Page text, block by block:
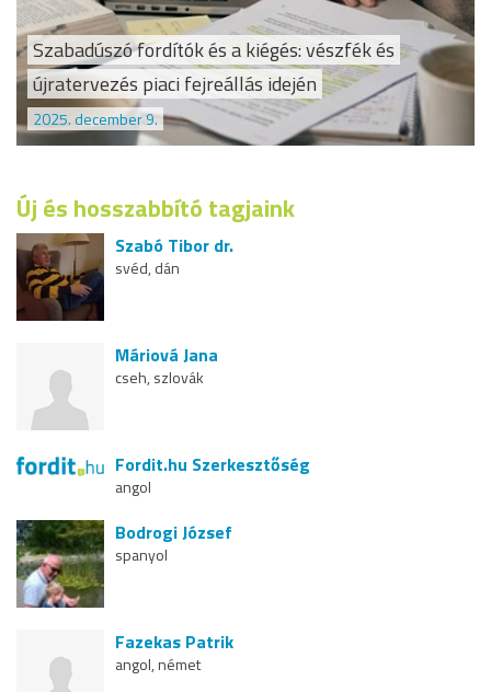
Szabadúszó fordítók és a kiégés: vészfék és
újratervezés piaci fejreállás idején
2025. december 9.
Új és hosszabbító tagjaink
Szabó Tibor dr.
svéd, dán
Máriová Jana
cseh, szlovák
Fordit.hu Szerkesztőség
angol
Bodrogi József
spanyol
Fazekas Patrik
angol, német